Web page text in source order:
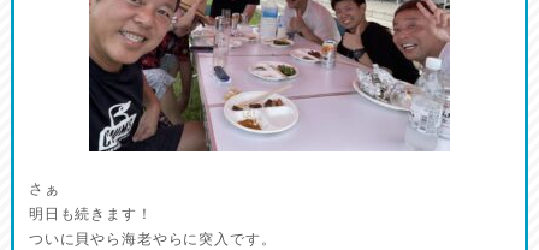
さぁ
明日も続きます！
ついに貝やら海老やらに突入です。